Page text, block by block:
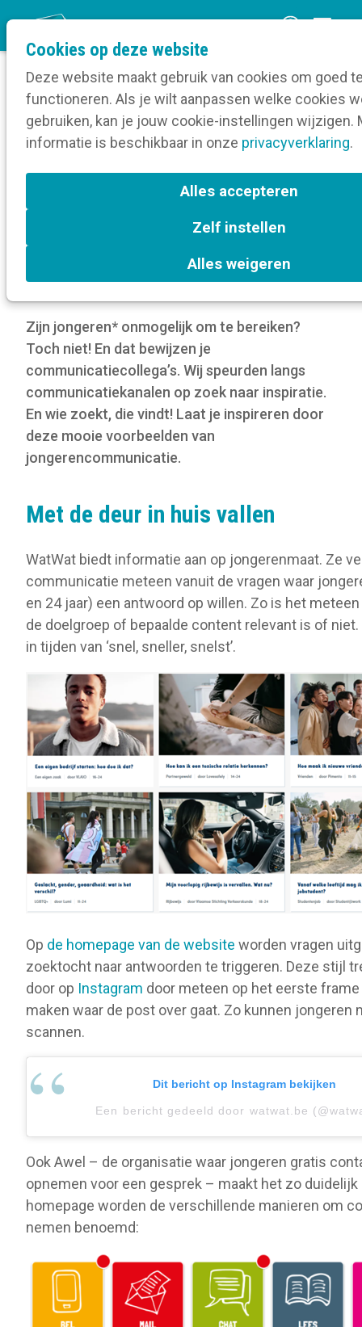
Cookies op deze website
Deze website maakt gebruik van cookies om goed
functioneren. Als je wilt aanpassen welke cookies
gebruiken, kan je jouw cookie-instellingen wijzigen.
informatie is beschikbaar in onze privacyverklaring.
Alles accepteren
Zelf instellen
Alles weigeren
e
n
m
Home
Verruim je kennis
Digitale communicatie
Website
Jongeren bereiken? Zo
doen je collega’s dat
13 aug 2025 door Kortom
Zijn jongeren* onmogelijk om te bereiken?
Toch niet! En dat bewijzen je
communicatiecollega’s. Wij speurden langs
communicatiekanalen op zoek naar inspiratie.
En wie zoekt, die vindt! Laat je inspireren door
deze mooie voorbeelden van
jongerencommunicatie.
Met de deur in huis vallen
WatWat biedt informatie aan op jongerenmaat. Ze
communicatie meteen vanuit de vragen waar
en 24 jaar) een antwoord op willen. Zo is het
de doelgroep of bepaalde content relevant is of
in tijden van ‘snel, sneller, snelst’.
Op de homepage van de website worden vragen
zoektocht naar antwoorden te triggeren. Deze stijl
door op Instagram door meteen op het eerste
maken waar de post over gaat. Zo kunnen jongeren
scannen.
Dit bericht op Instagram bekijken
Een bericht gedeeld door watwat.be
Ook Awel – de organisatie waar jongeren gratis
opnemen voor een gesprek – maakt het zo duidelijk
homepage worden de verschillende manieren om
nemen benoemd: